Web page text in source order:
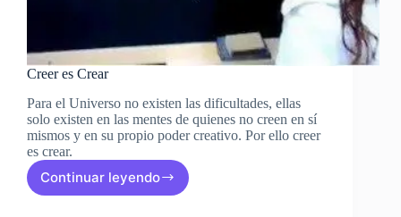
Creer es Crear
Para el Universo no existen las dificultades, ellas
solo existen en las mentes de quienes no creen en sí
mismos y en su propio poder creativo. Por ello creer
es crear.
Continuar leyendo
Creer
es